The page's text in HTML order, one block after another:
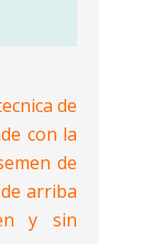
de
con la
de
arriba
y sin